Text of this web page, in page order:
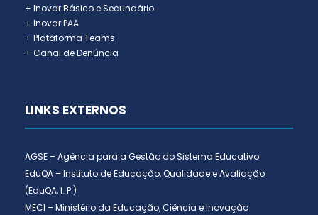
+ Inovar Básico e Secundário
+ Inovar PAA
+ Plataforma Teams
+ Canal de Denúncia
LINKS EXTERNOS
AGSE – Agência para a Gestão do Sistema Educativo
EduQA – Instituto de Educação, Qualidade e Avaliação
(EduQA, I. P.)
MECI – Ministério da Educação, Ciência e Inovação